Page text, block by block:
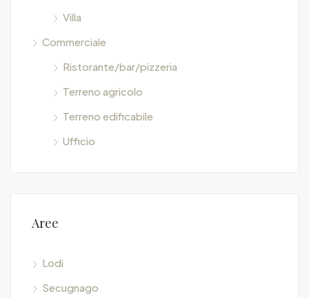
Villa
Commerciale
Ristorante/bar/pizzeria
Terreno agricolo
Terreno edificabile
Ufficio
Aree
Lodi
Secugnago